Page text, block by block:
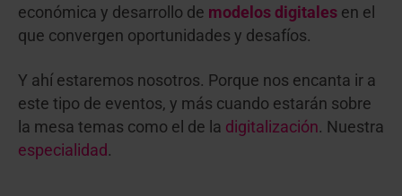
económica y desarrollo de modelos digitales en el
que convergen oportunidades y desafíos.
Y ahí estaremos nosotros. Porque nos encanta ir a
este tipo de eventos, y más cuando estarán sobre
la mesa temas como el de la digitalización. Nuestra
especialidad .